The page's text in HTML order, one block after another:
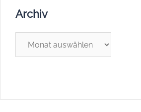
Archiv